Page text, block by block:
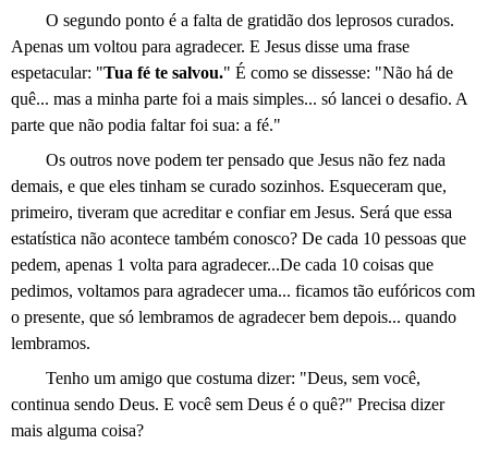
O segundo ponto é a falta de gratidão dos leprosos curados.
Apenas um voltou para agradecer. E Jesus disse uma frase
espetacular: "Tua fé te salvou." É como se dissesse: "Não há de
quê... mas a minha parte foi a mais simples... só lancei o desafio. A
parte que não podia faltar foi sua: a fé."
Os outros nove podem ter pensado que Jesus não fez nada
demais, e que eles tinham se curado sozinhos. Esqueceram que,
primeiro, tiveram que acreditar e confiar em Jesus. Será que essa
estatística não acontece também conosco? De cada 10 pessoas que
pedem, apenas 1 volta para agradecer...De cada 10 coisas que
pedimos, voltamos para agradecer uma... ficamos tão eufóricos com
o presente, que só lembramos de agradecer bem depois... quando
lembramos.
Tenho um amigo que costuma dizer: "Deus, sem você,
continua sendo Deus. E você sem Deus é o quê?" Precisa dizer
mais alguma coisa?